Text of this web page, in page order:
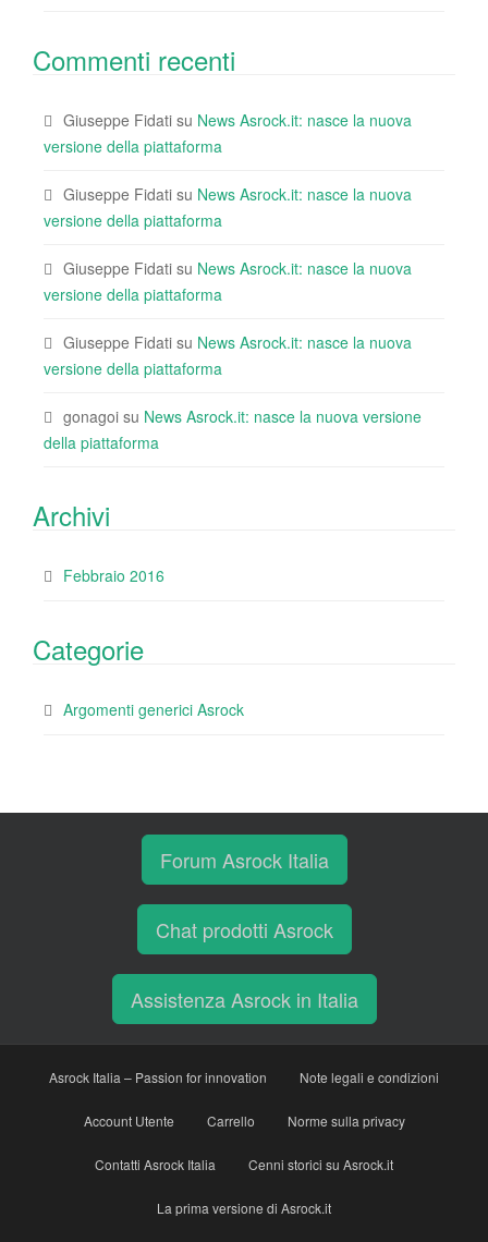
Commenti recenti
Giuseppe Fidati su News Asrock.it: nasce la nuova
versione della piattaforma
Giuseppe Fidati su News Asrock.it: nasce la nuova
versione della piattaforma
Giuseppe Fidati su News Asrock.it: nasce la nuova
versione della piattaforma
Giuseppe Fidati su News Asrock.it: nasce la nuova
versione della piattaforma
gonagoi su News Asrock.it: nasce la nuova versione
della piattaforma
Archivi
Febbraio 2016
Categorie
Argomenti generici Asrock
Forum Asrock Italia
Chat prodotti Asrock
Assistenza Asrock in Italia
Asrock Italia – Passion for innovation Note legali e condizioni
Account Utente Carrello Norme sulla privacy
Contatti Asrock Italia Cenni storici su Asrock.it
La prima versione di Asrock.it